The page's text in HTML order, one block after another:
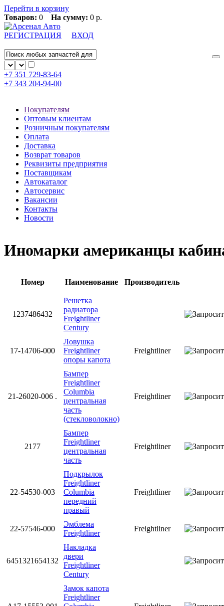
Перейти в корзину
Товаров: 0 На сумму: 0 р.
РЕГИСТРАЦИЯ ВХОД
+7 351 729-83-64
+7 343 204-94-00
Покупателям
Оптовым клиентам
Розничным покупателям
Оплата
Доставка
Возврат товаров
Реквизиты предприятия
Поставщикам
Автокаталог
Автосервис
Вакансии
Контакты
Новости
Иномарки американцы
Номер Наименование Производитель
1237486432
Решетка
радиатора
Freightliner
Century
17-14706-000
Ловушка
Freightliner
опоры капота
Freightliner
21-26020-006 .
Бампер
Freightliner
Columbia
центральная
часть
(стекловолокно)
Freightliner
2177
Бампер
Freightliner
центральная
часть
Freightliner
22-54530-003
Подкрылок
Freightliner
Columbia
передний
правый
Freightliner
22-57546-000
Эмблема
Freightliner
Freightliner
6451321654132
Накладка
двери
Freightliner
Century
Замок капота
Freightliner